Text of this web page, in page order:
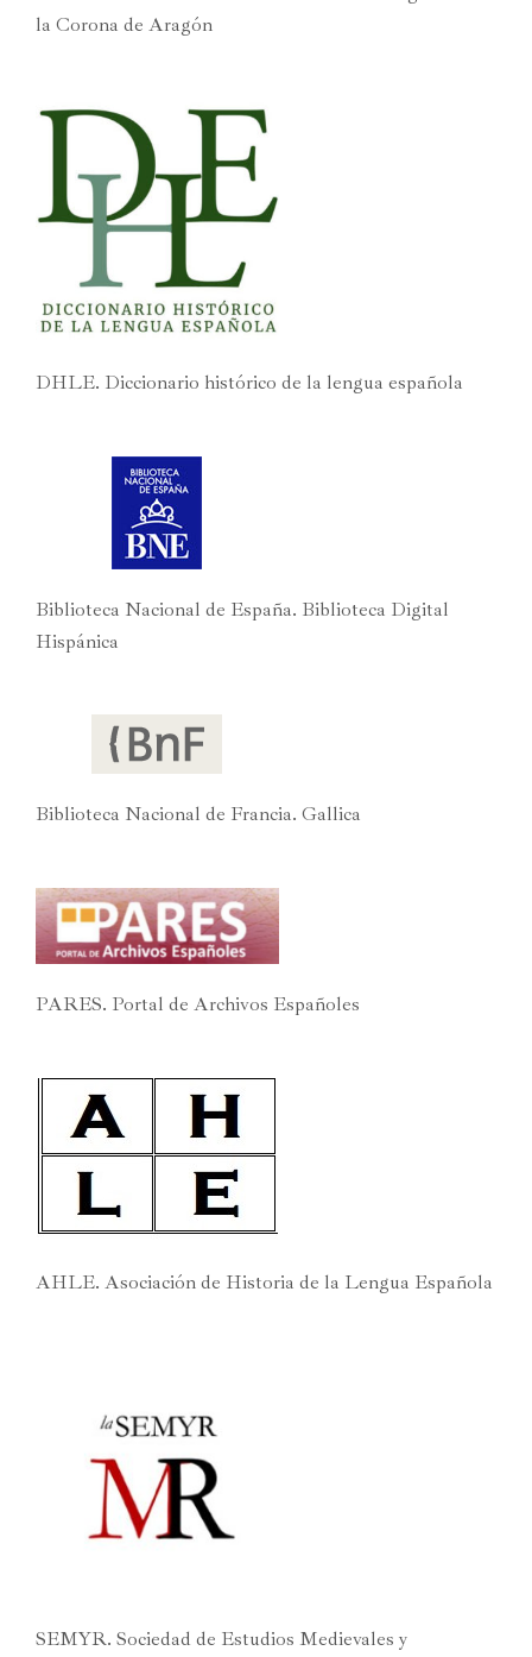
la Corona de Aragón
DHLE. Diccionario histórico de la lengua española
Biblioteca Nacional de España. Biblioteca Digital
Hispánica
Biblioteca Nacional de Francia. Gallica
PARES. Portal de Archivos Españoles
AHLE. Asociación de Historia de la Lengua Española
SEMYR. Sociedad de Estudios Medievales y